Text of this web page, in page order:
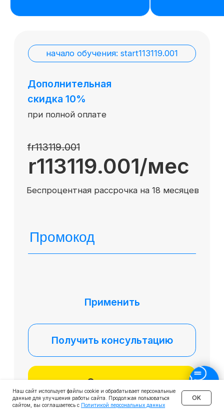
Наш сайт использует файлы cookie и обрабатывает персональные
данные для улучшения работы сайта. Продолжая пользоваться
сайтом, вы соглашаетесь с Политикой персональных данных
OK